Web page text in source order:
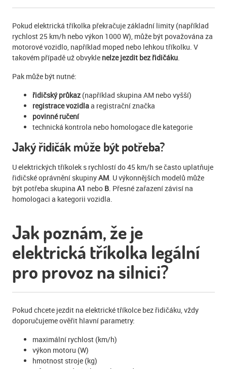
Pokud elektrická tříkolka překračuje základní limity (například
rychlost 25 km/h nebo výkon 1000 W), může být považována za
motorové vozidlo, například moped nebo lehkou tříkolku. V
takovém případě už obvykle nelze jezdit bez řidičáku.
Pak může být nutné:
řidičský průkaz (například skupina AM nebo vyšší)
registrace vozidlaa registrační značka
povinné ručení
technická kontrola nebo homologace dle kategorie
Jaký řidičák může být potřeba?
U elektrických tříkolek s rychlostí do 45 km/h se často uplatňuje
řidičské oprávnění skupinyAM. U výkonnějších modelů může
být potřeba skupina A1 nebo B. Přesné zařazení závisí na
homologaci a kategorii vozidla.
Jak poznám, že je
elektrická tříkolka legální
pro provoz na silnici?
Pokud chcete jezdit na elektrické tříkolce bez řidičáku, vždy
doporučujeme ověřit hlavní parametry:
maximální rychlost (km/h)
výkon motoru (W)
hmotnost stroje (kg)